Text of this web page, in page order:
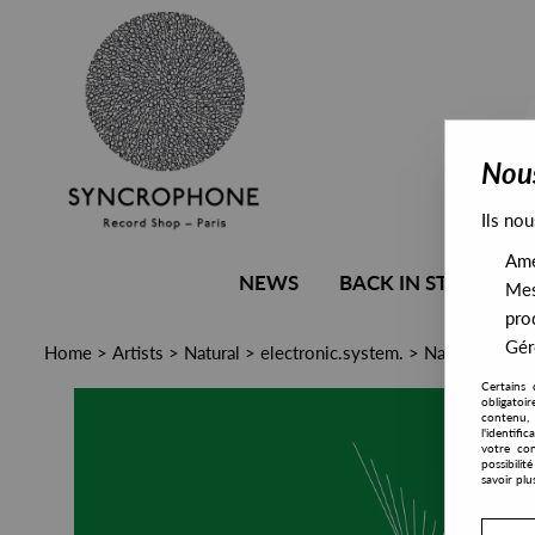
NEWS BACK IN STOCK
Home > Artists > Natural > electronic.system. > Natural/
Ils
Certains
contenu,
votre
savoir